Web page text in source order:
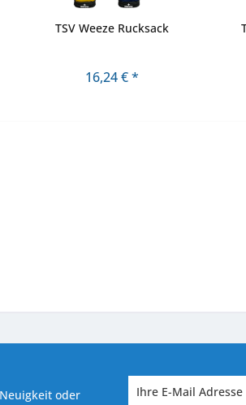
TSV Weeze Rucksack
16,24 € *
oder